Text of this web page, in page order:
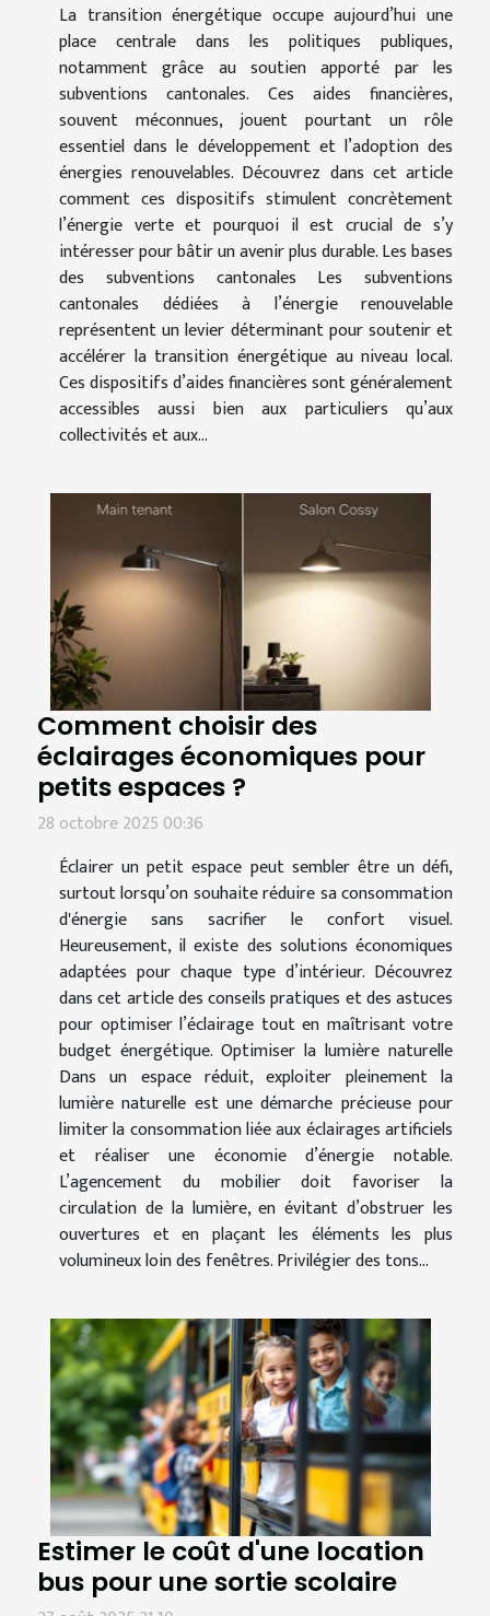
La transition énergétique occupe aujourd’hui une
place centrale dans les politiques publiques,
notamment grâce au soutien apporté par les
subventions cantonales. Ces aides financières,
souvent méconnues, jouent pourtant un rôle
essentiel dans le développement et l’adoption des
énergies renouvelables. Découvrez dans cet article
comment ces dispositifs stimulent concrètement
l’énergie verte et pourquoi il est crucial de s’y
intéresser pour bâtir un avenir plus durable. Les bases
des subventions cantonales Les subventions
cantonales dédiées à l’énergie renouvelable
représentent un levier déterminant pour soutenir et
accélérer la transition énergétique au niveau local.
Ces dispositifs d’aides financières sont généralement
accessibles aussi bien aux particuliers qu’aux
collectivités et aux...
Comment choisir des
éclairages économiques pour
petits espaces ?
28 octobre 2025 00:36
Éclairer un petit espace peut sembler être un défi,
surtout lorsqu’on souhaite réduire sa consommation
d'énergie sans sacrifier le confort visuel.
Heureusement, il existe des solutions économiques
adaptées pour chaque type d’intérieur. Découvrez
dans cet article des conseils pratiques et des astuces
pour optimiser l’éclairage tout en maîtrisant votre
budget énergétique. Optimiser la lumière naturelle
Dans un espace réduit, exploiter pleinement la
lumière naturelle est une démarche précieuse pour
limiter la consommation liée aux éclairages artificiels
et réaliser une économie d’énergie notable.
L’agencement du mobilier doit favoriser la
circulation de la lumière, en évitant d’obstruer les
ouvertures et en plaçant les éléments les plus
volumineux loin des fenêtres. Privilégier des tons...
Estimer le coût d'une location
bus pour une sortie scolaire